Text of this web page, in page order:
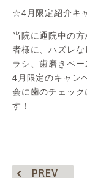
☆4月限定紹介キ
当院に通院中の
者様に、ハズレ
ラシ、歯磨きペ
4月限定のキャン
会に歯のチェッ
す！
PREV